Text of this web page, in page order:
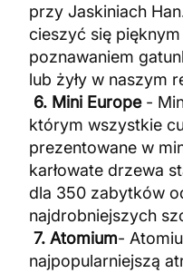
przy Jaskiniach
cieszyć się
poznawaniem
lub żyły w naszym
6. Mini Europe-
którym wszystkie
prezentowane w
karłowate drzewa
dla 350 zabytków
najdrobniejszych
7. Atomium-
najpopularniejszą